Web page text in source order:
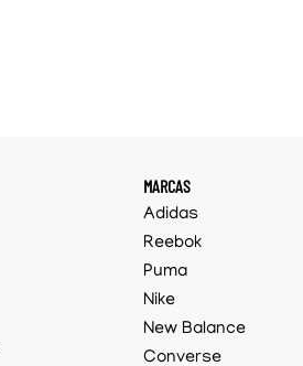
MARCAS
Adidas
Reebok
Puma
Nike
New Balance
Converse